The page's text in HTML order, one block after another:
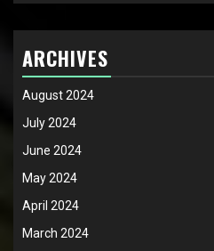
ARCHIVES
August 2024
July 2024
June 2024
May 2024
April 2024
March 2024